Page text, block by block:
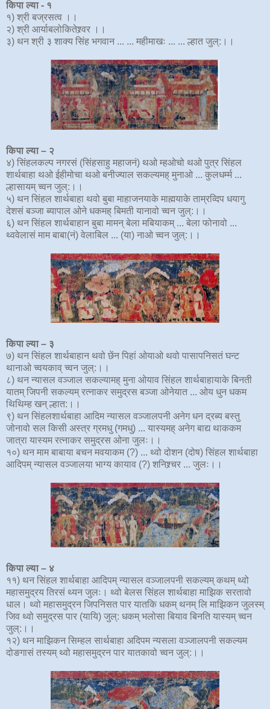
किपा ल्या - १
१) श्री बज्रसत्व ।।
२) श्री आर्याबलोकितेश्र्वर‍ ।।
३) थन श्री ३ शाक्य सिंह भगवान ... ... महीमाखः ... ... ल्हात जुल्:।।
किपा ल्या – २
४) सिंहलकल्प नगरसं (सिंहसाहु महाजनं) थओ म्हओचो थओ पुत्र सिंहल
शार्थबाहा थओ ईहीमोचा थओ बनीज्याल सकल्यमह् मुनाओ ... कुलधर्म्म ...
ल्हासायम् च्वन जुल्:।।
५) थन सिंहल शार्थबाहा थवो बुबा माहाजनयाके माह्मयाके ताम्रव्दिप धयागु
देशसं बञ्जा ब्यापाल ओने धकमह् बिमती यानावो च्वन जुल्:।।
६) थन सिंहल शार्थबाहान बुबा मामन् बेला मबियाकम् ... बेला फोनावो ...
थ्ववेलासं माम बाबा(नं) वेलाबिल ... (या) नाओ च्वन जुल्:।।
किपा ल्या – ३
७) थन सिंहल शार्थबाहान थवो छेंन पिहां ओयाओ थवो पासापनिसतं घन्ट
थानाओ च्वयकाव् च्वन जुल्:।।
८) थन न्यासल वञ्जाल सकल्यामह् मुना ओयाव सिंहल शार्थबाहायाके बिनती
यातम् जिपनी सकल्यम् रत्नाकर समुद्रस बञ्जा ओनेयात ... ओय धुन धकम
थिथिम्ह खन् ल्हात:।।
९) थन सिंहलशार्थबाहा आदिम न्यासल वञ्जालपनी अनेग धन द्रब्य बस्तु
जोनावो सल किसी अस्त्र ग्रमधु (गमधु) ... यास्यमह् अनेग बाद्य थाककम
जात्रा यास्यम रत्नाकर समुद्रस ओना जुलः।।
१०) थन माम बाबाया बचन मवयाकम (?) ... थ्वो दोशन (दोष) सिंहल शार्थबाहा
आदिपम् न्यासल वञ्जालया भाग्य कायाव (?) शनिश्र्चर ... जुलः।।
किपा ल्या – ४
११) थन सिंहल शार्थबाहा आदिपम् न्यासल वञ्जालपनी सकल्यम् कथम् थ्वो
महासमुद्रय तिरसं थ्यन जुलः। थ्वो बेलस सिंहल शार्थबाहा माझिक सरतावो
धाल। थ्वो महासमुद्रन जिपनिसत पार यातकि धकम् थनम् लि माझिकन जुलस्म्
जिव थ्वो समुद्रस पार (यायि) जुल्: धकम् भलोसा बियाव बिनति यास्यम् च्वन
जुल्:।।
१२) थन माझिकन सिम्हल सार्थबाहा अदिपम न्यसला वञ्जालपनी सकल्यम
दोङगासं तस्यम् थ्वो महासमुद्रन पार यातकावो च्वन जुल्:।।